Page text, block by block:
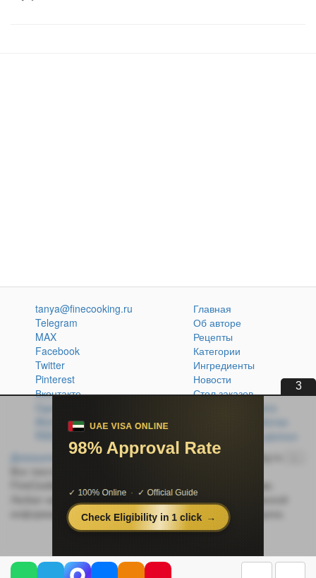
2
tanya@finecooking.ru
Telegram
MAX
Facebook
Twitter
Pinterest
Вконтакте
Одноклассники
Главная
Об авторе
Рецепты
Категории
Ингредиенты
Новости
Стол заказов
Политика обработки
персональных данных
Домашняя кухня без проблем© 2014-2026 FineCooking.ru
FineCooking.ru, защищены законом об авторском праве.
Любая частичная или полная перепечатка опубликованной
информации без активной ссылки на источник запрещена.